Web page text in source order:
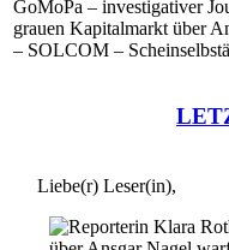
GoMoPa – investigativer
grauen Kapitalmarkt über
– SOLCOM –
Liebe(r) Leser(in),